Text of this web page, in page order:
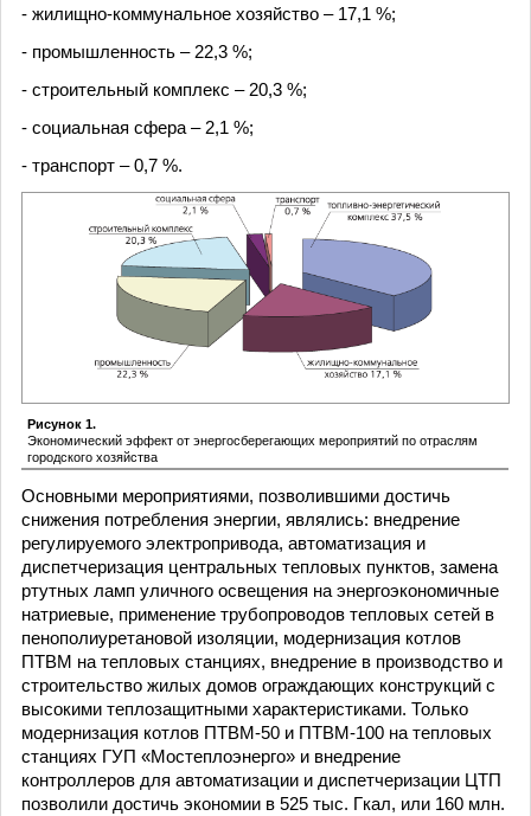
- жилищно-коммунальное хозяйство – 17,1 %;
- промышленность – 22,3 %;
- строительный комплекс – 20,3 %;
- социальная сфера – 2,1 %;
- транспорт – 0,7 %.
Рисунок 1.
Экономический эффект от энергосберегающих мероприятий по отраслям
городского хозяйства
Основными мероприятиями, позволившими достичь
снижения потребления энергии, являлись: внедрение
регулируемого электропривода, автоматизация и
диспетчеризация центральных тепловых пунктов, замена
ртутных ламп уличного освещения на энергоэкономичные
натриевые, применение трубопроводов тепловых сетей в
пенополиуретановой изоляции, модернизация котлов
ПТВМ на тепловых станциях, внедрение в производство и
строительство жилых домов ограждающих конструкций с
высокими теплозащитными характеристиками. Только
модернизация котлов ПТВМ-50 и ПТВМ-100 на тепловых
станциях ГУП «Мостеплоэнерго» и внедрение
контроллеров для автоматизации и диспетчеризации ЦТП
позволили достичь экономии в 525 тыс. Гкал, или 160 млн.